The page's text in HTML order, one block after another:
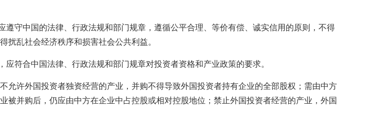
守中国的法律、行政法规和部门规章，遵循公平合理、等价有偿、诚实信用的原则，不得
扰乱社会经济秩序和损害社会公共利益。
符合中国法律、行政法规和部门规章对投资者资格和产业政策的要求。
许外国投资者独资经营的产业，并购不得导致外国投资者持有企业的全部股权；需由中方
被并购后，仍应由中方在企业中占控股或相对控股地位；禁止外国投资者经营的产业，外国